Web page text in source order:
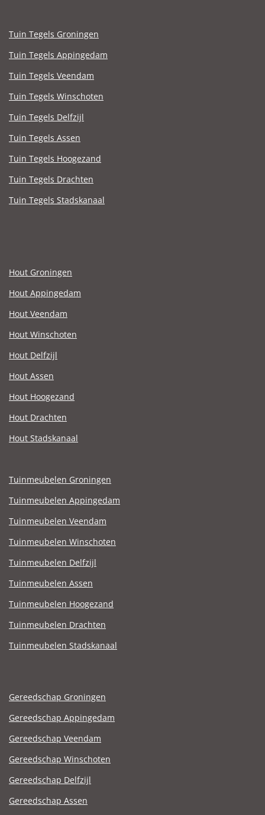
Tuin Tegels Groningen
Tuin Tegels Appingedam
Tuin Tegels Veendam
Tuin Tegels Winschoten
Tuin Tegels Delfzijl
Tuin Tegels Assen
Tuin Tegels Hoogezand
Tuin Tegels Drachten
Tuin Tegels Stadskanaal
Hout Groningen
Hout Appingedam
Hout Veendam
Hout Winschoten
Hout Delfzijl
Hout Assen
Hout Hoogezand
Hout Drachten
Hout Stadskanaal
Tuinmeubelen Groningen
Tuinmeubelen Appingedam
Tuinmeubelen Veendam
Tuinmeubelen Winschoten
Tuinmeubelen Delfzijl
Tuinmeubelen Assen
Tuinmeubelen Hoogezand
Tuinmeubelen Drachten
Tuinmeubelen Stadskanaal
Gereedschap Groningen
Gereedschap Appingedam
Gereedschap Veendam
Gereedschap Winschoten
Gereedschap Delfzijl
Gereedschap Assen